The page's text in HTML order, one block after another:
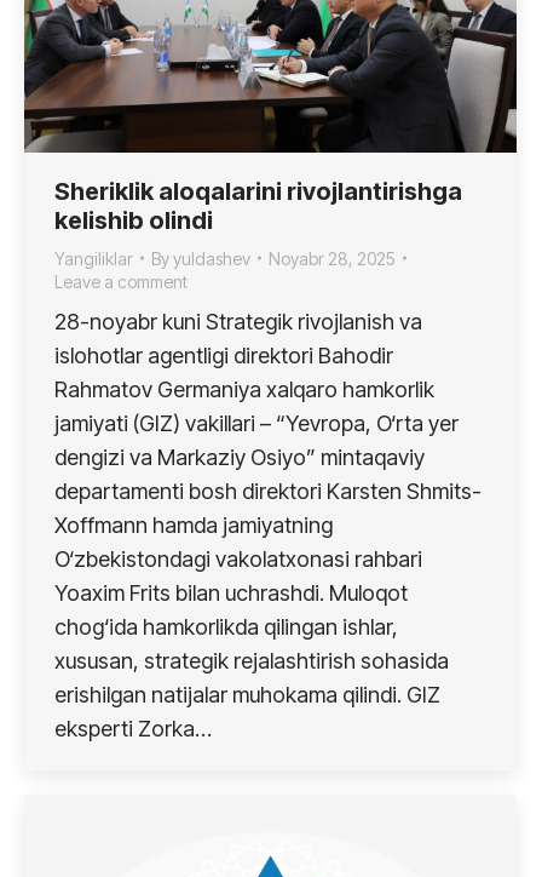
Sheriklik aloqalarini rivojlantirishga
kelishib olindi
Yangiliklar Byyuldashev
Noyabr 28, 2025
Leave a comment
28-noyabr kuni Strategik rivojlanish va
islohotlar agentligi direktori Bahodir
Rahmatov Germaniya xalqaro hamkorlik
jamiyati (GIZ) vakillari – “Yevropa, O‘rta yer
dengizi va Markaziy Osiyo” mintaqaviy
departamenti bosh direktori Karsten Shmits-
Xoffmann hamda jamiyatning
O‘zbekistondagi vakolatxonasi rahbari
Yoaxim Frits bilan uchrashdi. Muloqot
chog‘ida hamkorlikda qilingan ishlar,
xususan, strategik rejalashtirish sohasida
erishilgan natijalar muhokama qilindi. GIZ
eksperti Zorka…